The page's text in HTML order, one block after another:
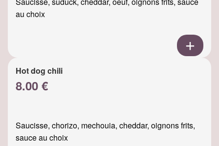
au choix
Hot dog chili
8.00 €
Saucisse, chorizo, mechouia, cheddar, oignons frits,
sauce au choix